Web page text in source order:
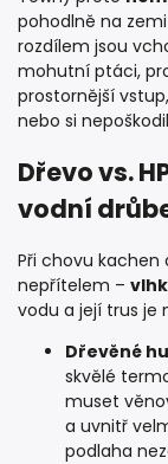
pohodlně na
rozdílem jsou
mohutní ptáci,
prostornější
nebo si
Dřevo vs.
vodní
Při chovu
nepřítelem –
vodu a její trus je
Dřevěné
skvělé
muset
a uvnitř
podlaha